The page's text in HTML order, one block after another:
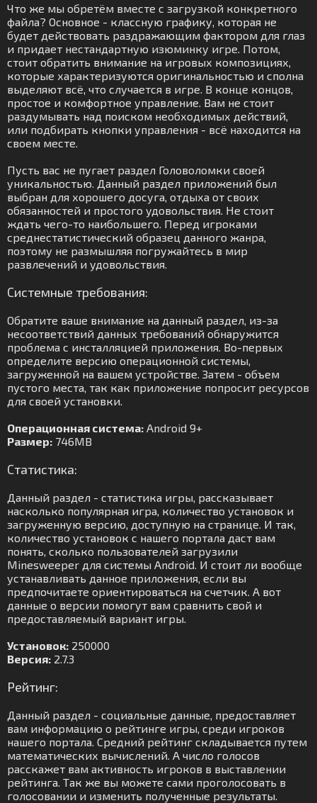
Что же мы обретём вместе с загрузкой конкретного
файла? Основное - классную графику, которая не
будет действовать раздражающим фактором для глаз
и придает нестандартную изюминку игре. Потом,
стоит обратить внимание на игровых композициях,
которые характеризуются оригинальностью и сполна
выделяют всё, что случается в игре. В конце концов,
простое и комфортное управление. Вам не стоит
раздумывать над поиском необходимых действий,
или подбирать кнопки управления - всё находится на
своем месте.
Пусть вас не пугает раздел Головоломки своей
уникальностью. Данный раздел приложений был
выбран для хорошего досуга, отдыха от своих
обязанностей и простого удовольствия. Не стоит
ждать чего-то наибольшего. Перед игроками
среднестатистический образец данного жанра,
поэтому не размышляя погружайтесь в мир
развлечений и удовольствия.
Системные требования:
Обратите ваше внимание на данный раздел, из-за
несоответствий данных требований обнаружится
проблема с инсталляцией приложения. Во-первых
определите версию операционной системы,
загруженной на вашем устройстве. Затем - объем
пустого места, так как приложение попросит ресурсов
для своей установки.
Операционная система: Android 9+
Размер: 746MB
Статистика:
Данный раздел - статистика игры, рассказывает
насколько популярная игра, количество установок и
загруженную версию, доступную на странице. И так,
количество установок с нашего портала даст вам
понять, сколько пользователей загрузили
Minesweeper для системы Android. И стоит ли вообще
устанавливать данное приложения, если вы
предпочитаете ориентироваться на счетчик. А вот
данные о версии помогут вам сравнить свой и
предоставляемый вариант игры.
Установок: 250000
Версия: 2.7.3
Рейтинг:
Данный раздел - социальные данные, предоставляет
вам информацию о рейтинге игры, среди игроков
нашего портала. Средний рейтинг складывается путем
математических вычислений. А число голосов
расскажет вам активность игроков в выставлении
рейтинга. Так же вы можете сами проголосовать в
голосовании и изменить полученные результаты.